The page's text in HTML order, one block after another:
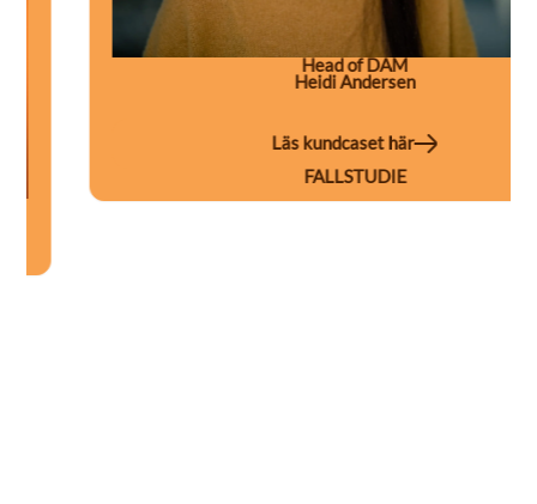
Head of DAM
Heidi Andersen
Läs kundcaset här